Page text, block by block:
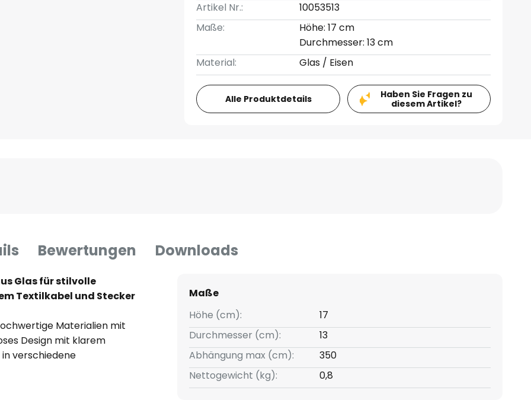
Artikel Nr.:
10053513
Maße:
Höhe: 17 cm
Durchmesser: 13 cm
Material:
Glas / Eisen
Alle Produktdetails
Haben Sie Fragen zu
diesem Artikel?
Bewertungen Downloads
Glas für stilvolle
Textilkabel und Stecker
Materialien mit
Design mit klarem
verschiedene
oder Küche ein und
Maße
Höhe (cm):
17
Durchmesser (cm):
13
Abhängung max (cm):
350
Nettogewicht (kg):
0,8